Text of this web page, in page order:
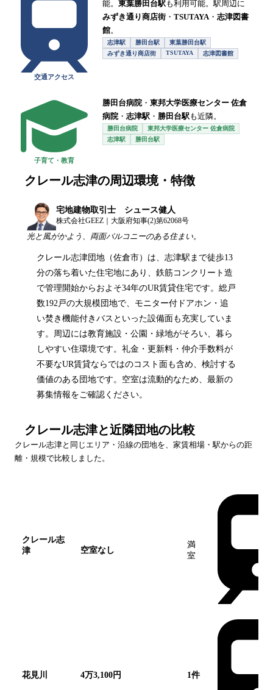
交通アクセス
能。 東葉勝田台駅も利用可能。駅周辺に
みずき通り商店街 ・ TSUTAYA ・ 志津図書
館。
志津駅 勝田台駅
東葉勝田台駅
みずき通り商店街
TSUTAYA 志津図書館
子育て・教育
勝田台病院 ・ 東邦大学医療センター 佐倉
病院 ・ 志津駅 ・ 勝田台駅も近隣。
勝田台病院
東邦大学医療センター 佐倉病院
志津駅
勝田台駅
クレール志津の周辺環境・特徴
宅地建物取引士 シュース健人
株式会社GEEZ｜大阪府知事(2)第62068号
光と風がかよう、両面バルコニーのある住まい。
クレール志津団地（佐倉市）は、志津駅まで徒歩13
分の落ち着いた住宅地にあり、鉄筋コンクリート造
で管理開始からおよそ34年のUR賃貸住宅です。総戸
数192戸の大規模団地で、モニター付ドアホン・追
い焚き機能付きバスといった設備面も充実していま
す。周辺には教育施設・公園・緑地がそろい、暮ら
しやすい住環境です。礼金・更新料・仲介手数料が
不要なUR賃貸ならではのコスト面も含め、検討する
価値のある団地です。空室は流動的なため、最新の
募集情報をご確認ください。
クレール志津と近隣団地の比較
クレール志津と同じエリア・沿線の団地を、家賃相場・駅からの距
離・規模で比較しました。
クレール志
津
空室なし
満
室
花見川 4万3,100円 1 件